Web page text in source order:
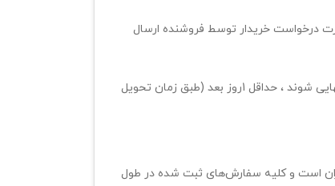
درخواست خریدار توسط فروشنده ارسال
سفارش‌هایی که دارای حداقل یک کالا از فروشندگان باشند و تا ساعت 16 هر روز کاری نهایی شوند ، حداقل 1روز بعد (طبق زمان تحویل
است و کلیه سفارش‏‌های ثبت شده در طول